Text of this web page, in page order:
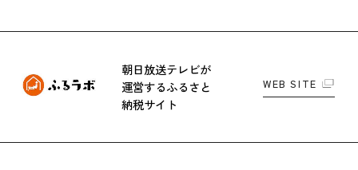
朝日放送テレビが
運営するふるさと
納税サイト
WEB SITE